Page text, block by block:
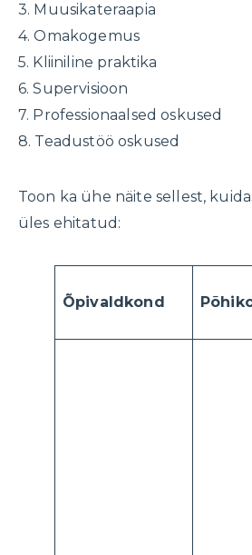
3. Muusikateraapia
4. Omakogemus
5. Kliiniline praktika
6. Supervisioon
7. Professionaalsed oskused
8. Teadustöö oskused
Toon ka ühe näite sellest,
üles ehitatud:
Õpivaldkond